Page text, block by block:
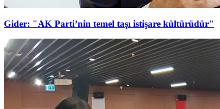
Gider: "AK Parti’nin temel taşı istişare kültürüdür"